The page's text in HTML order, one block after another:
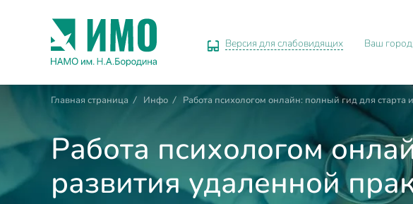
Версия для слабовидящих Ваш город:
Главная страница / Инфо / Работа психологом онлайн: полный гид для старта
Работа психологом
развития удаленной